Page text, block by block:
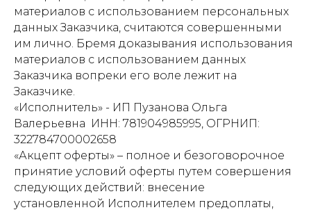
материалов с использованием персональных
данных Заказчика, считаются совершенными
им лично. Бремя доказывания использования
материалов с использованием данных
Заказчика вопреки его воле лежит на
Заказчике.
«Исполнитель» - ИП Пузанова Ольга
Валерьевна ИНН: 781904985995, ОГРНИП:
322784700002658
«Акцепт оферты» – полное и безоговорочное
принятие условий оферты путем совершения
следующих действий: внесение
установленной Исполнителем предоплаты,